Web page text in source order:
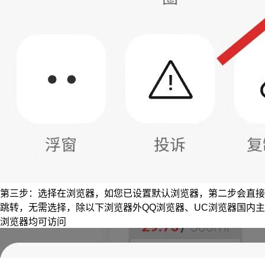
第三步：选择在浏览器，如您已设置默认浏览器，第二步会直接
跳转，无需选择，除以下浏览器外QQ浏览器、UC浏览器国内主
浏览器均可访问